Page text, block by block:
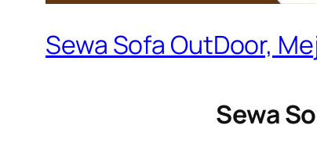
Sewa Sofa OutDoor,
Sewa